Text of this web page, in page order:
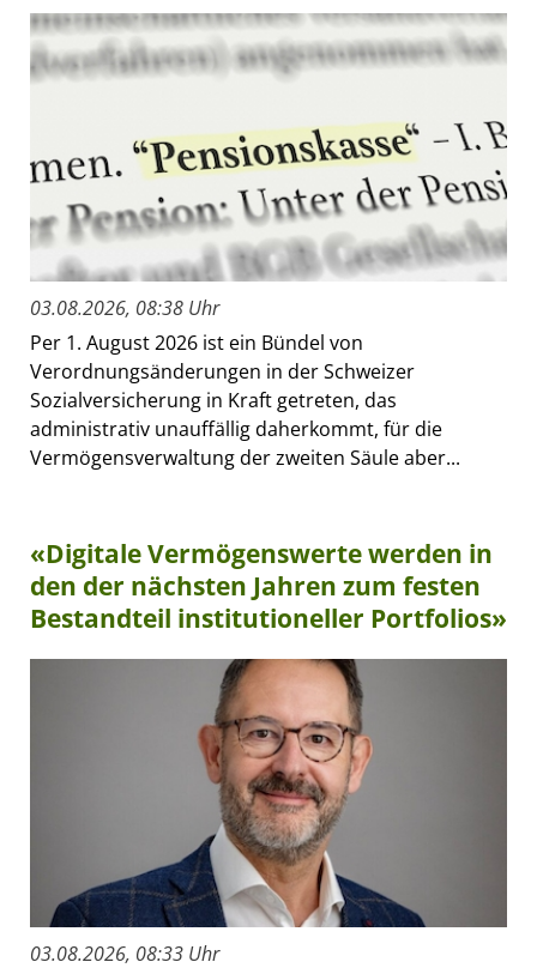
03.08.2026, 08:38 Uhr
Per 1. August 2026 ist ein Bündel von
Verordnungsänderungen in der Schweizer
Sozialversicherung in Kraft getreten, das
administrativ unauffällig daherkommt, für die
Vermögensverwaltung der zweiten Säule aber...
«Digitale Vermögenswerte werden in
den der nächsten Jahren zum festen
Bestandteil institutioneller Portfolios»
03.08.2026, 08:33 Uhr